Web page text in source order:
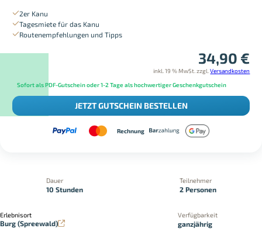
2er Kanu
Tagesmiete für das Kanu
Routenempfehlungen und Tipps
34,90 €
inkl. 19 % MwSt. zzgl.Versandkosten
Sofort als PDF-Gutschein oder 1-2 Tage als hochwertiger Geschenkgutschein
JETZT GUTSCHEIN BESTELLEN
Rechnung
Dauer
10 Stunden
Teilnehmer
2 Personen
Erlebnisort
Burg (Spreewald)
Verfügbarkeit
ganzjährig